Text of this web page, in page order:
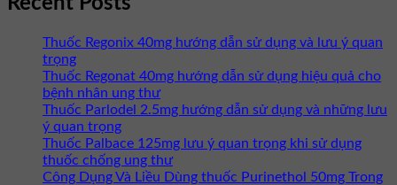
Thuốc Regonix 40mg hướng dẫn sử dụng và lưu ý quan
trọng
Thuốc Regonat 40mg hướng dẫn sử dụng hiệu quả cho
bệnh nhân ung thư
Thuốc Parlodel 2.5mg hướng dẫn sử dụng và những lưu
ý quan trọng
Thuốc Palbace 125mg lưu ý quan trọng khi sử dụng
thuốc chống ung thư
Công Dụng Và Liều Dùng thuốc Purinethol 50mg Trong